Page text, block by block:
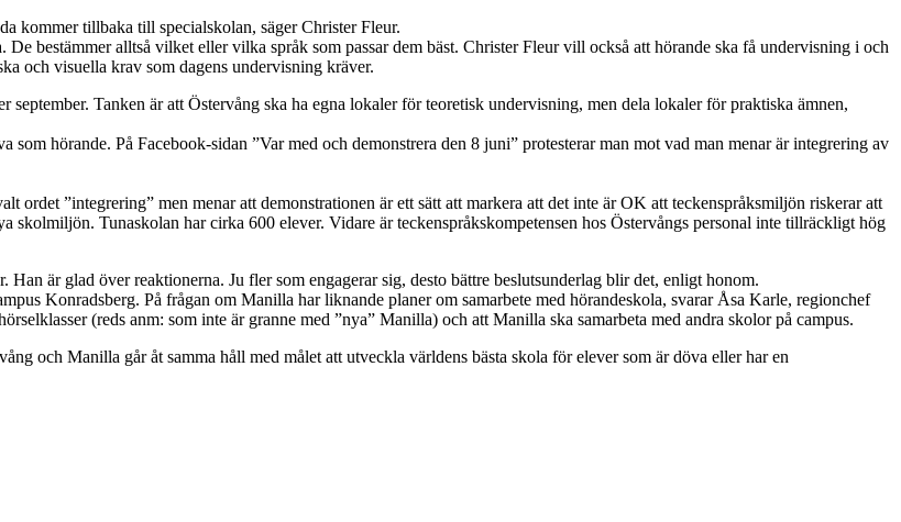
kommer tillbaka till specialskolan, säger Christer Fleur.
bestämmer alltså vilket eller vilka språk som passar dem bäst. Christer Fleur vill också att hörande ska få undervisning i och
och visuella krav som dagens undervisning kräver.
Tanken är att Östervång ska ha egna lokaler för teoretisk undervisning, men dela lokaler för praktiska ämnen,
hörande. På Facebook-sidan ”Var med och demonstrera den 8 juni” protesterar man mot vad man menar är integrering av
ordet ”integrering” men menar att demonstrationen är ett sätt att markera att det inte är OK att teckenspråksmiljön riskerar att
Tunaskolan har cirka 600 elever. Vidare är teckenspråkskompetensen hos Östervångs personal inte tillräckligt hög
är glad över reaktionerna. Ju fler som engagerar sig, desto bättre beslutsunderlag blir det, enligt honom.
Konradsberg. På frågan om Manilla har liknande planer om samarbete med hörandeskola, svarar Åsa Karle, regionchef
(reds anm: som inte är granne med ”nya” Manilla) och att Manilla ska samarbeta med andra skolor på campus.
och Manilla går åt samma håll med målet att utveckla världens bästa skola för elever som är döva eller har en